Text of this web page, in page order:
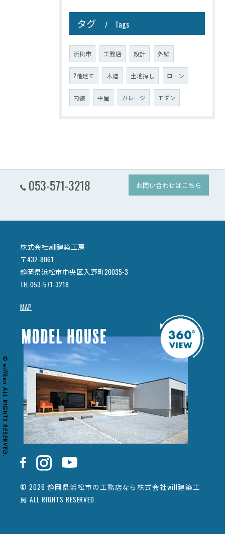
タグ Tags
浜松市 工務店 設計 外壁
2階建て 木造 土地探し ローン
内装 平屋 ガレージ モダン
053-571-3218 お問い合わせはこちら
株式会社will建築工房
〒432-8061
静岡県浜松市中央区入野町20035-3
TEL 053-571-3218
MAP
© 2026 静岡県浜松市の工務店なら株式会社will建築工
房 ALL RIGHTS RESERVED.